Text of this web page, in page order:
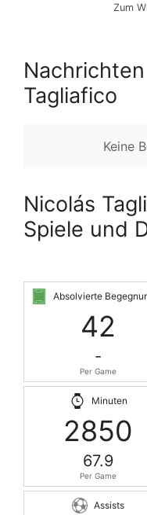
Zum
Tagliafico
Keine
Nicolás
Spiele und
Absolvierte
42
-
Per Game
Minuten
2850
67.9
Per Game
Assists